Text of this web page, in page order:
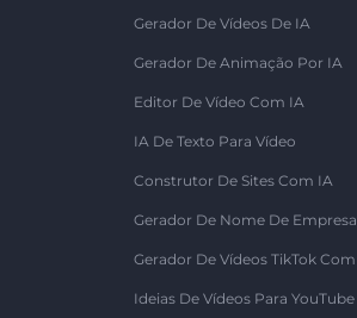
Gerador De Vídeos De IA
Gerador De Animação Por IA
Editor De Vídeo Com IA
IA De Texto Para Vídeo
Construtor De Sites Com IA
Gerador De Nome De Empresa
Gerador De Vídeos TikTok
Ideias De Vídeos Para YouTube